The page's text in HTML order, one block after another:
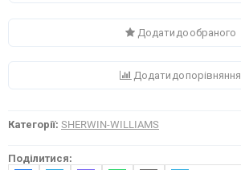
Додати до обраного
Додати до порівняння
Категорії: SHERWIN-WILLIAMS
Поділитися: